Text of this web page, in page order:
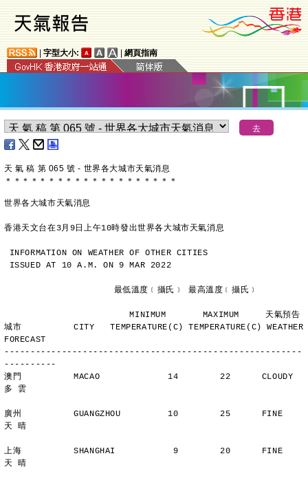
字型大小: 網頁指南
天 氣 稿 第 065 號 - 世界各大城市天氣消息
＊ ＊ ＊ ＊ ＊ ＊ ＊ ＊ ＊ ＊ ＊ ＊ ＊ ＊ ＊ ＊ ＊ ＊ ＊ ＊
世界各大城市天氣消息
香港天文台在3月9日上午10時發出世界各大城市天氣消息
INFORMATION ON WEATHER OF OTHER CITIES
ISSUED AT 10 A.M. ON 9 MAR 2022
                     最低溫度﹝攝氏﹞ 最高溫度﹝攝氏﹞
                        MINIMUM       MAXIMUM     天氣預告
城市          CITY   TEMPERATURE(C) TEMPERATURE(C) WEATHER
FORECAST
---------------------------------------------------------
----------
澳門          MACAO             14        22      CLOUDY
多 雲
廣州          GUANGZHOU         10        25      FINE
天 晴
上海          SHANGHAI           9        20      FINE
天 晴